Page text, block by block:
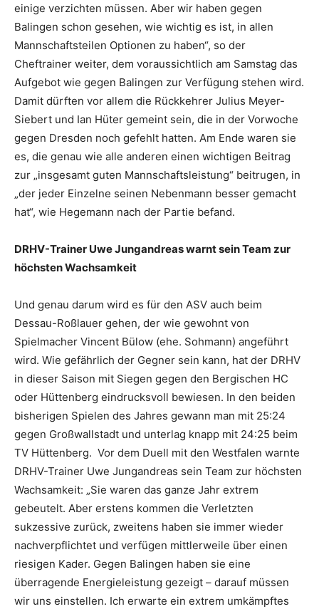
einige verzichten müssen. Aber wir haben gegen
Balingen schon gesehen, wie wichtig es ist, in allen
Mannschaftsteilen Optionen zu haben“, so der
Cheftrainer weiter, dem voraussichtlich am Samstag das
Aufgebot wie gegen Balingen zur Verfügung stehen wird.
Damit dürften vor allem die Rückkehrer Julius Meyer-
Siebert und Ian Hüter gemeint sein, die in der Vorwoche
gegen Dresden noch gefehlt hatten. Am Ende waren sie
es, die genau wie alle anderen einen wichtigen Beitrag
zur „insgesamt guten Mannschaftsleistung“ beitrugen, in
„der jeder Einzelne seinen Nebenmann besser gemacht
hat“, wie Hegemann nach der Partie befand.
DRHV-Trainer Uwe Jungandreas warnt sein Team zur
höchsten Wachsamkeit
Und genau darum wird es für den ASV auch beim
Dessau-Roßlauer gehen, der wie gewohnt von
Spielmacher Vincent Bülow (ehe. Sohmann) angeführt
wird. Wie gefährlich der Gegner sein kann, hat der DRHV
in dieser Saison mit Siegen gegen den Bergischen HC
oder Hüttenberg eindrucksvoll bewiesen. In den beiden
bisherigen Spielen des Jahres gewann man mit 25:24
gegen Großwallstadt und unterlag knapp mit 24:25 beim
TV Hüttenberg. Vor dem Duell mit den Westfalen warnte
DRHV-Trainer Uwe Jungandreas sein Team zur höchsten
Wachsamkeit: „Sie waren das ganze Jahr extrem
gebeutelt. Aber erstens kommen die Verletzten
sukzessive zurück, zweitens haben sie immer wieder
nachverpflichtet und verfügen mittlerweile über einen
riesigen Kader. Gegen Balingen haben sie eine
überragende Energieleistung gezeigt – darauf müssen
wir uns einstellen. Ich erwarte ein extrem umkämpftes